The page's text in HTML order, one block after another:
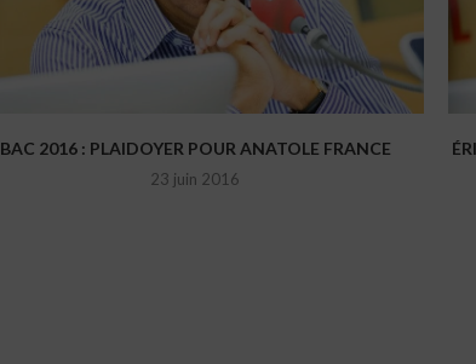
BAC 2016 : PLAIDOYER POUR ANATOLE FRANCE
23 juin 2016